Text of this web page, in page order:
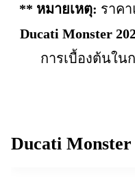
** หมายเหตุ: ราค
Ducati Monster
การเบื้องต้นใน
Ducati Monster